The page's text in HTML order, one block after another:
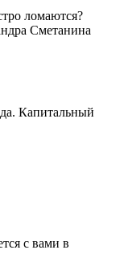
ломаются?
Сметанина
Капитальный
с вами в